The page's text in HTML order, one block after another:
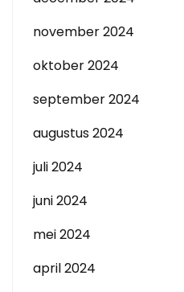
november 2024
oktober 2024
september 2024
augustus 2024
juli 2024
juni 2024
mei 2024
april 2024